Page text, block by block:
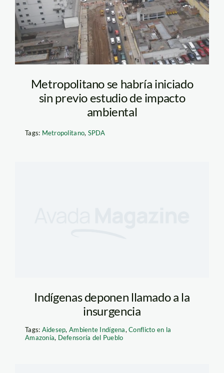
Metropolitano se habría iniciado
sin previo estudio de impacto
ambiental
Tags: Metropolitano, SPDA
Indígenas deponen llamado a la
insurgencia
Tags: Aidesep,Ambiente Indígena,Conflicto en la
Amazonía, Defensoría del Pueblo